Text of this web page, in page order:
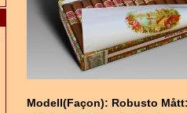
Modell(Façon): Robusto